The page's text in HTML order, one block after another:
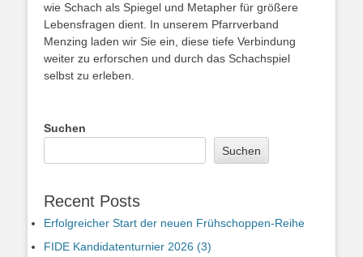
wie Schach als Spiegel und Metapher für größere
Lebensfragen dient. In unserem Pfarrverband
Menzing laden wir Sie ein, diese tiefe Verbindung
weiter zu erforschen und durch das Schachspiel
selbst zu erleben.
Suchen
Suchen
Recent Posts
Erfolgreicher Start der neuen Frühschoppen-Reihe
FIDE Kandidatenturnier 2026 (3)